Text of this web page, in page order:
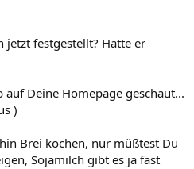
jetzt festgestellt? Hatte er
auf Deine Homepage geschaut...
)
Brei kochen, nur müßtest Du
Sojamilch gibt es ja fast